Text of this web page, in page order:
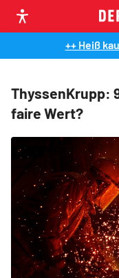
++ Heiß
ThyssenKrupp:
faire Wert?